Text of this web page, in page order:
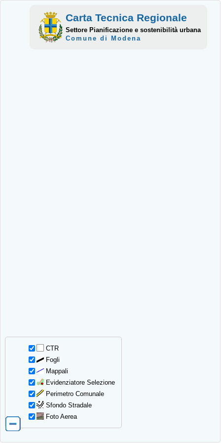
CTR
Fogli
Mappali
Evidenziatore Selezione
Perimetro Comunale
Sfondo Stradale
Foto Aerea
Carta Tecnica Regionale
Settore Pianificazione e sostenibilità urbana
Comune di Modena